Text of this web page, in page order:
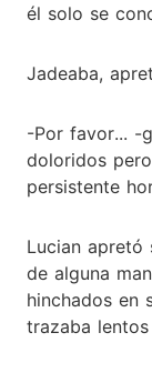
él solo se
Jadeaba,
-Por favor... -
doloridos
persistente
Lucian apretó
de alguna
hinchados en
trazaba